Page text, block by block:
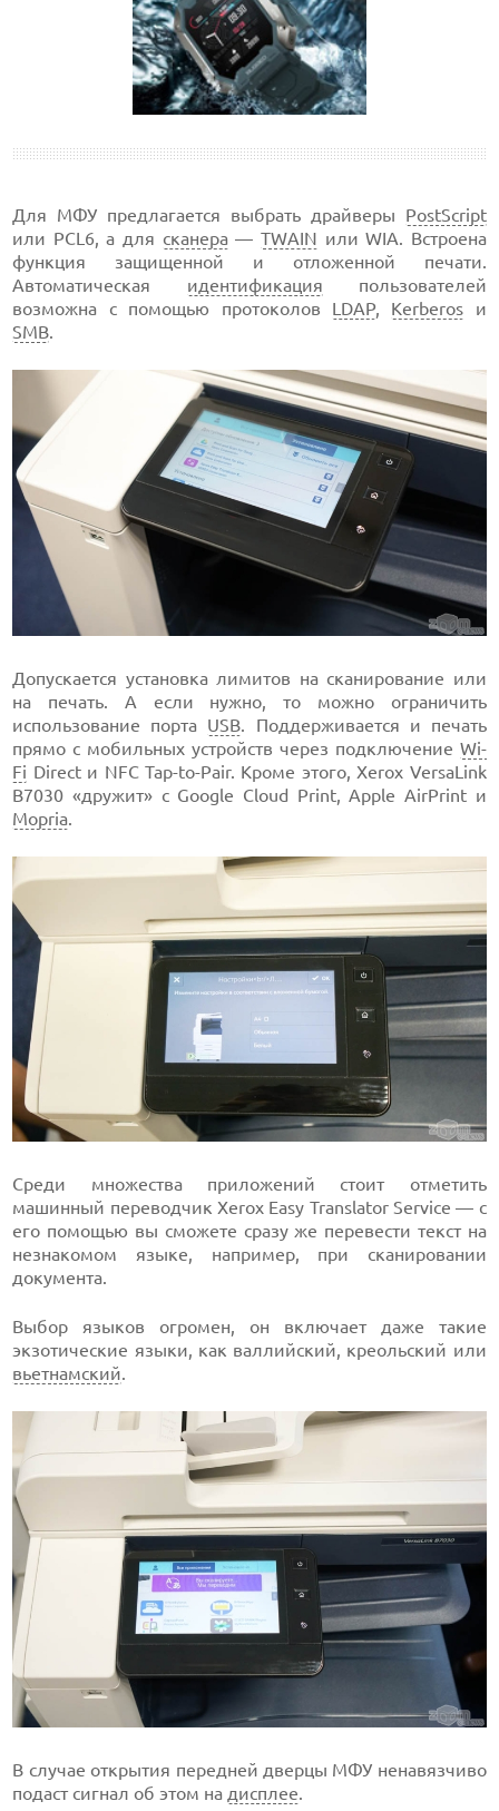
Для МФУ предлагается выбрать драйверы PostScript
или PCL6, а для сканера— TWAIN или WIA. Встроена
функция защищенной и отложенной печати.
Автоматическая идентификация пользователей
возможна с помощью протоколов LDAP, Kerberos и
SMB.
Допускается установка лимитов на сканирование или
на печать. А если нужно, то можно ограничить
использование порта USB. Поддерживается и печать
прямо с мобильных устройств через подключение Wi-
Fi Direct и NFC Tap-to-Pair. Кроме этого, Xerox VersaLink
B7030 «дружит» с Google Cloud Print, Apple AirPrint и
Mopria.
Среди множества приложений стоит отметить
машинный переводчик Xerox Easy Translator Service — с
его помощью вы сможете сразу же перевести текст на
незнакомом языке, например, при сканировании
документа.
Выбор языков огромен, он включает даже такие
экзотические языки, как валлийский, креольский или
вьетнамский.
В случае открытия передней дверцы МФУ ненавязчиво
подаст сигнал об этом на дисплее.